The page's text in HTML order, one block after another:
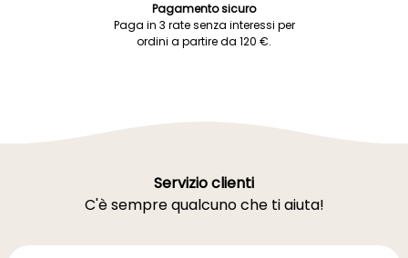
Pagamento sicuro
Paga in 3 rate senza interessi per
ordini a partire da 120 €.
Servizio clienti
C'è sempre qualcuno che ti aiuta!